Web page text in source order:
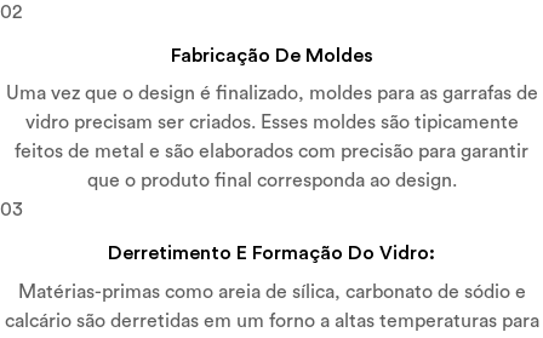
02
Fabricação De Moldes
Uma vez que o design é finalizado, moldes para as garrafas de
vidro precisam ser criados. Esses moldes são tipicamente
feitos de metal e são elaborados com precisão para garantir
que o produto final corresponda ao design.
03
Derretimento E Formação Do Vidro:
Matérias-primas como areia de sílica, carbonato de sódio e
calcário são derretidas em um forno a altas temperaturas para